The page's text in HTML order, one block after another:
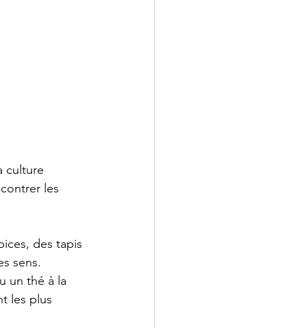
culture
les
des tapis
sens.
un thé à la
les plus